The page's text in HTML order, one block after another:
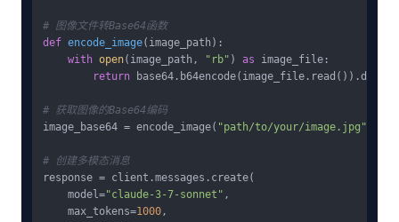
# 图像文件转Base64函数
def encode_image( image_path ):
with open(image_path, "rb" ) as image_file:
return
# 获取图像的Base64编码
image_base64 = encode_image( "path/to/your/image.jpg"
# 创建多模态消息
response = client.messages.create(
    model=
"claude-3-7-sonnet" ,
    max_tokens=
1000,